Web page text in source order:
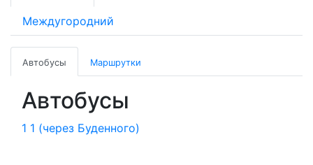
Междугородний
Автобусы Маршрутки
Автобусы
1 1 (через Буденного)